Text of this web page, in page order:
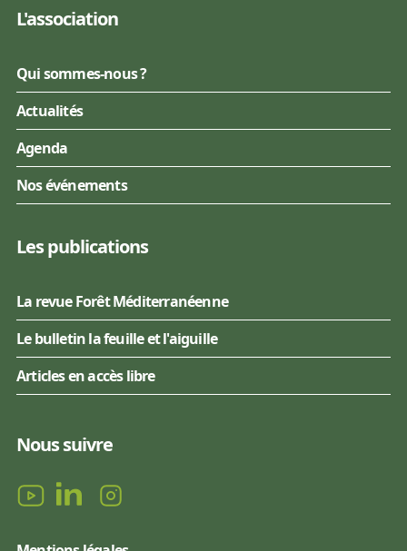
L'association
Qui sommes-nous ?
Actualités
Agenda
Nos événements
Les publications
La revue Forêt Méditerranéenne
Le bulletin la feuille et l'aiguille
Articles en accès libre
Nous suivre